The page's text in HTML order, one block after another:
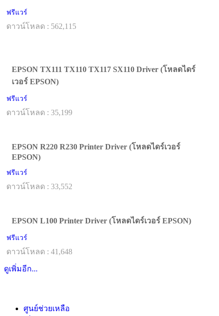
ฟรีแวร์
ดาวน์โหลด : 562,115
EPSON TX111 TX110 TX117 SX110 Driver (โหลดไดร์
เวอร์ EPSON)
ฟรีแวร์
ดาวน์โหลด : 35,199
EPSON R220 R230 Printer Driver (โหลดไดร์เวอร์
EPSON)
ฟรีแวร์
ดาวน์โหลด : 33,552
EPSON L100 Printer Driver (โหลดไดร์เวอร์ EPSON)
ฟรีแวร์
ดาวน์โหลด : 41,648
ดูเพิ่มอีก...
ศูนย์ช่วยเหลือ